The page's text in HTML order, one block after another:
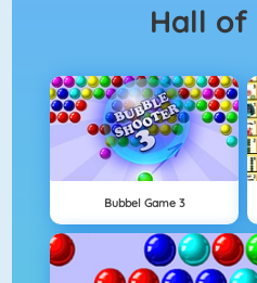
Hall of
Bubbel Game 3